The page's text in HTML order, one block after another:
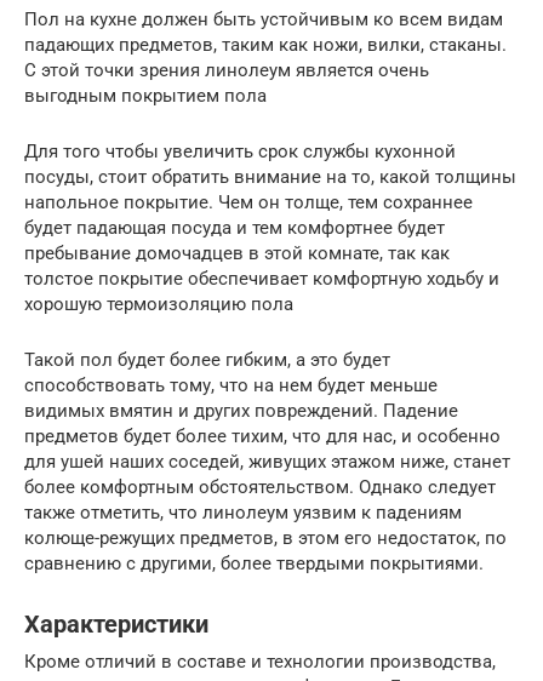
Пол на кухне должен быть устойчивым ко всем видам
падающих предметов, таким как ножи, вилки, стаканы.
С этой точки зрения линолеум является очень
выгодным покрытием пола
Для того чтобы увеличить срок службы кухонной
посуды, стоит обратить внимание на то, какой толщины
напольное покрытие. Чем он толще, тем сохраннее
будет падающая посуда и тем комфортнее будет
пребывание домочадцев в этой комнате, так как
толстое покрытие обеспечивает комфортную ходьбу и
хорошую термоизоляцию пола
Такой пол будет более гибким, а это будет
способствовать тому, что на нем будет меньше
видимых вмятин и других повреждений. Падение
предметов будет более тихим, что для нас, и особенно
для ушей наших соседей, живущих этажом ниже, станет
более комфортным обстоятельством. Однако следует
также отметить, что линолеум уязвим к падениям
колюще-режущих предметов, в этом его недостаток, по
сравнению с другими, более твердыми покрытиями.
Характеристики
Кроме отличий в составе и технологии производства,